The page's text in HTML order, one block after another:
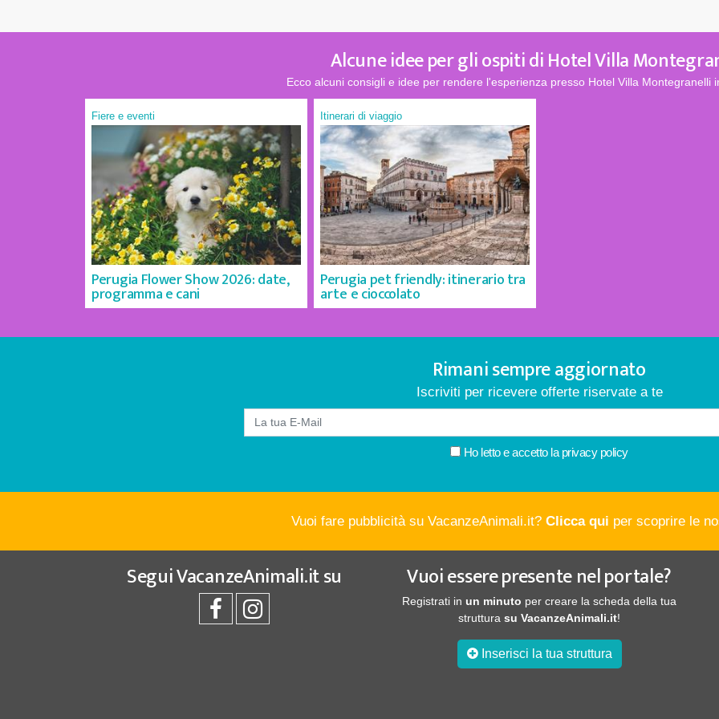
Alcune idee per gli ospiti di Hotel Villa
Ecco alcuni consigli e idee per rendere l'esperienza presso Hotel Villa Montegranelli
Fiere e eventi
Perugia Flower Show 2026: date,
programma e cani
Itinerari di viaggio
Perugia pet friendly: itinerario tra
arte e cioccolato
Rimani sempre aggiornato
Iscriviti per ricevere offerte riservate a te
Ho letto e accetto la privacy policy
Vuoi fare pubblicità su VacanzeAnimali.it? Clicca qui per scoprire le
SeguiVacanzeAnimali.itsu Vuoi essere presente nel portale?
Registrati in un minuto per creare la scheda della tua
struttura su VacanzeAnimali.it!
Inserisci la tua struttura